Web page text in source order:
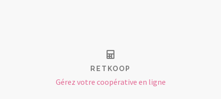
RETKOOP
Gérez votre coopérative en ligne